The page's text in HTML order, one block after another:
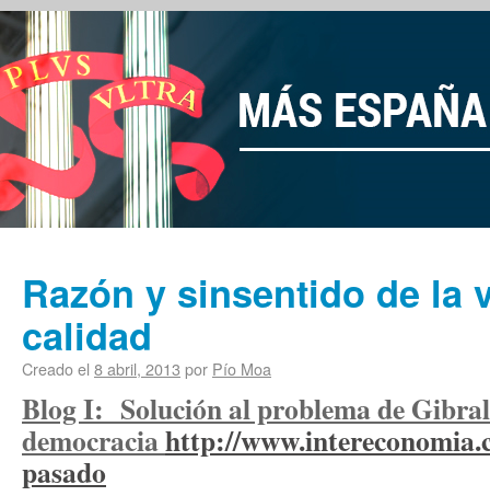
Razón y sinsentido de la
calidad
Creado el 8 abril, 2013 por Pío Moa
Blog I: Solución al problema de
democraciahttp://
pasado